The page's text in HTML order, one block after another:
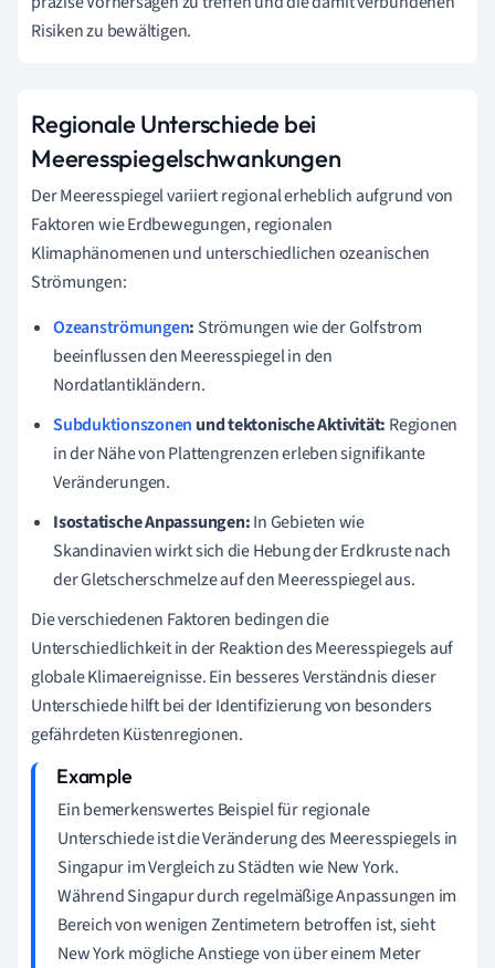
Risiken zu bewältigen.
Regionale Unterschiede bei
Meeresspiegelschwankungen
Der Meeresspiegel variiert regional erheblich aufgrund von
Faktoren wie Erdbewegungen, regionalen
Klimaphänomenen und unterschiedlichen ozeanischen
Strömungen:
Ozeanströmungen: Strömungen wie der Golfstrom
beeinflussen den Meeresspiegel in den
Nordatlantikländern.
Subduktionszonen und tektonische Aktivität: Regionen
in der Nähe von Plattengrenzen erleben signifikante
Veränderungen.
Isostatische Anpassungen:In Gebieten wie
Skandinavien wirkt sich die Hebung der Erdkruste nach
der Gletscherschmelze auf den Meeresspiegel aus.
Die verschiedenen Faktoren bedingen die
Unterschiedlichkeit in der Reaktion des Meeresspiegels auf
globale Klimaereignisse. Ein besseres Verständnis dieser
Unterschiede hilft bei der Identifizierung von besonders
gefährdeten Küstenregionen.
Ein bemerkenswertes Beispiel für regionale
Unterschiede ist die Veränderung des Meeresspiegels in
Singapur im Vergleich zu Städten wie New York.
Während Singapur durch regelmäßige Anpassungen im
Bereich von wenigen Zentimetern betroffen ist, sieht
New York mögliche Anstiege von über einem Meter